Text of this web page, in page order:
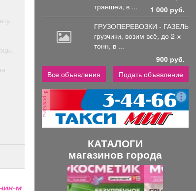
траншеи, в ...
1 000 руб.
ГРУЗОПЕРЕВОЗКИ - ГАЗЕЛЬ
грузчики, возим всё, до 2-х
тонн, в ...
900 руб.
Все объявления
Подать объявление
реклама
КАТАЛОГИ
магазинов города